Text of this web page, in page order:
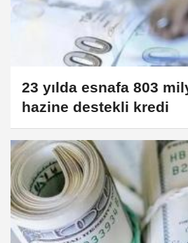
23 yılda esnafa 803
hazine destekli kredi